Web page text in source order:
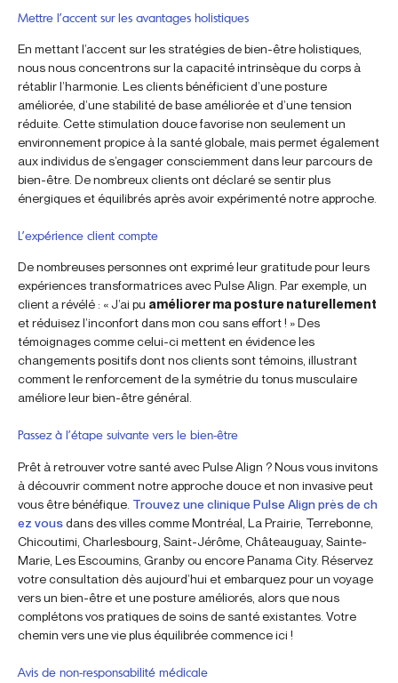
Mettre l’accent sur les avantages holistiques
En mettant l’accent sur les stratégies de bien-être holistiques,
nous nous concentrons sur la capacité intrinsèque du corps à
rétablir l’harmonie. Les clients bénéficient d’une posture
améliorée, d’une stabilité de base améliorée et d’une tension
réduite. Cette stimulation douce favorise non seulement un
environnement propice à la santé globale, mais permet également
aux individus de s’engager consciemment dans leur parcours de
bien-être. De nombreux clients ont déclaré se sentir plus
énergiques et équilibrés après avoir expérimenté notre approche.
L’expérience client compte
De nombreuses personnes ont exprimé leur gratitude pour leurs
expériences transformatrices avec Pulse Align. Par exemple, un
client a révélé : « J’ai pu améliorer ma posture naturellement
et réduisez l’inconfort dans mon cou sans effort ! » Des
témoignages comme celui-ci mettent en évidence les
changements positifs dont nos clients sont témoins, illustrant
comment le renforcement de la symétrie du tonus musculaire
améliore leur bien-être général.
Passez à l’étape suivante vers le bien-être
Prêt à retrouver votre santé avec Pulse Align ? Nous vous invitons
à découvrir comment notre approche douce et non invasive peut
vous être bénéfique. Trouvez une clinique Pulse Align près de ch
ez vousdans des villes comme Montréal, La Prairie, Terrebonne,
Chicoutimi, Charlesbourg, Saint-Jérôme, Châteauguay, Sainte-
Marie, Les Escoumins, Granby ou encore Panama City. Réservez
votre consultation dès aujourd’hui et embarquez pour un voyage
vers un bien-être et une posture améliorés, alors que nous
complétons vos pratiques de soins de santé existantes. Votre
chemin vers une vie plus équilibrée commence ici !
Avis de non-responsabilité médicale